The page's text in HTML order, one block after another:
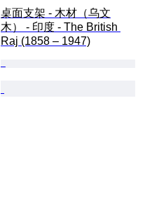
桌面支架 - 木材（乌文
木） - 印度 - The British
Raj (1858 – 1947)